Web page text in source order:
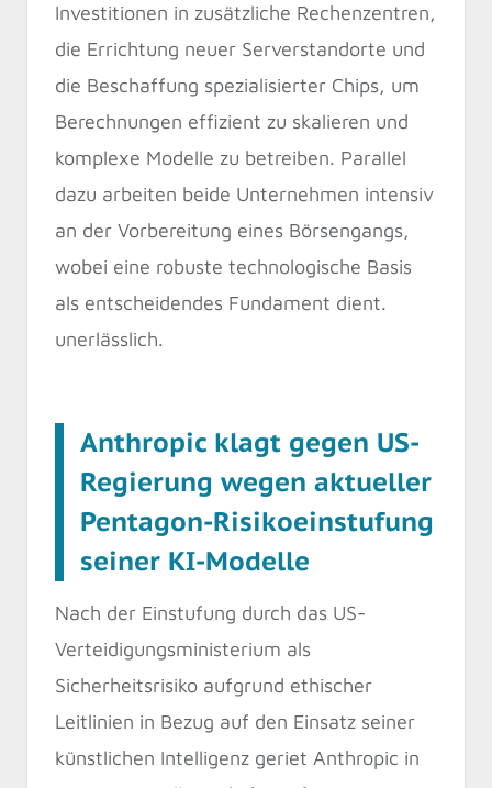
Investitionen in zusätzliche Rechenzentren,
die Errichtung neuer Serverstandorte und
die Beschaffung spezialisierter Chips, um
Berechnungen effizient zu skalieren und
komplexe Modelle zu betreiben. Parallel
dazu arbeiten beide Unternehmen intensiv
an der Vorbereitung eines Börsengangs,
wobei eine robuste technologische Basis
als entscheidendes Fundament dient.
unerlässlich.
Anthropic klagt gegen US-
Regierung wegen aktueller
Pentagon-Risikoeinstufung
seiner KI-Modelle
Nach der Einstufung durch das US-
Verteidigungsministerium als
Sicherheitsrisiko aufgrund ethischer
Leitlinien in Bezug auf den Einsatz seiner
künstlichen Intelligenz geriet Anthropic in